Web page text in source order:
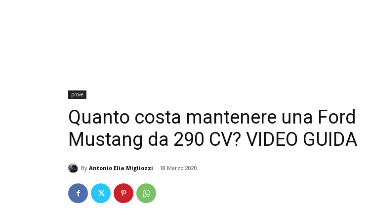
prove
Quanto costa mantenere una Ford
Mustang da 290 CV? VIDEO GUIDA
By Antonio Elia Migliozzi 18 Marzo 2020